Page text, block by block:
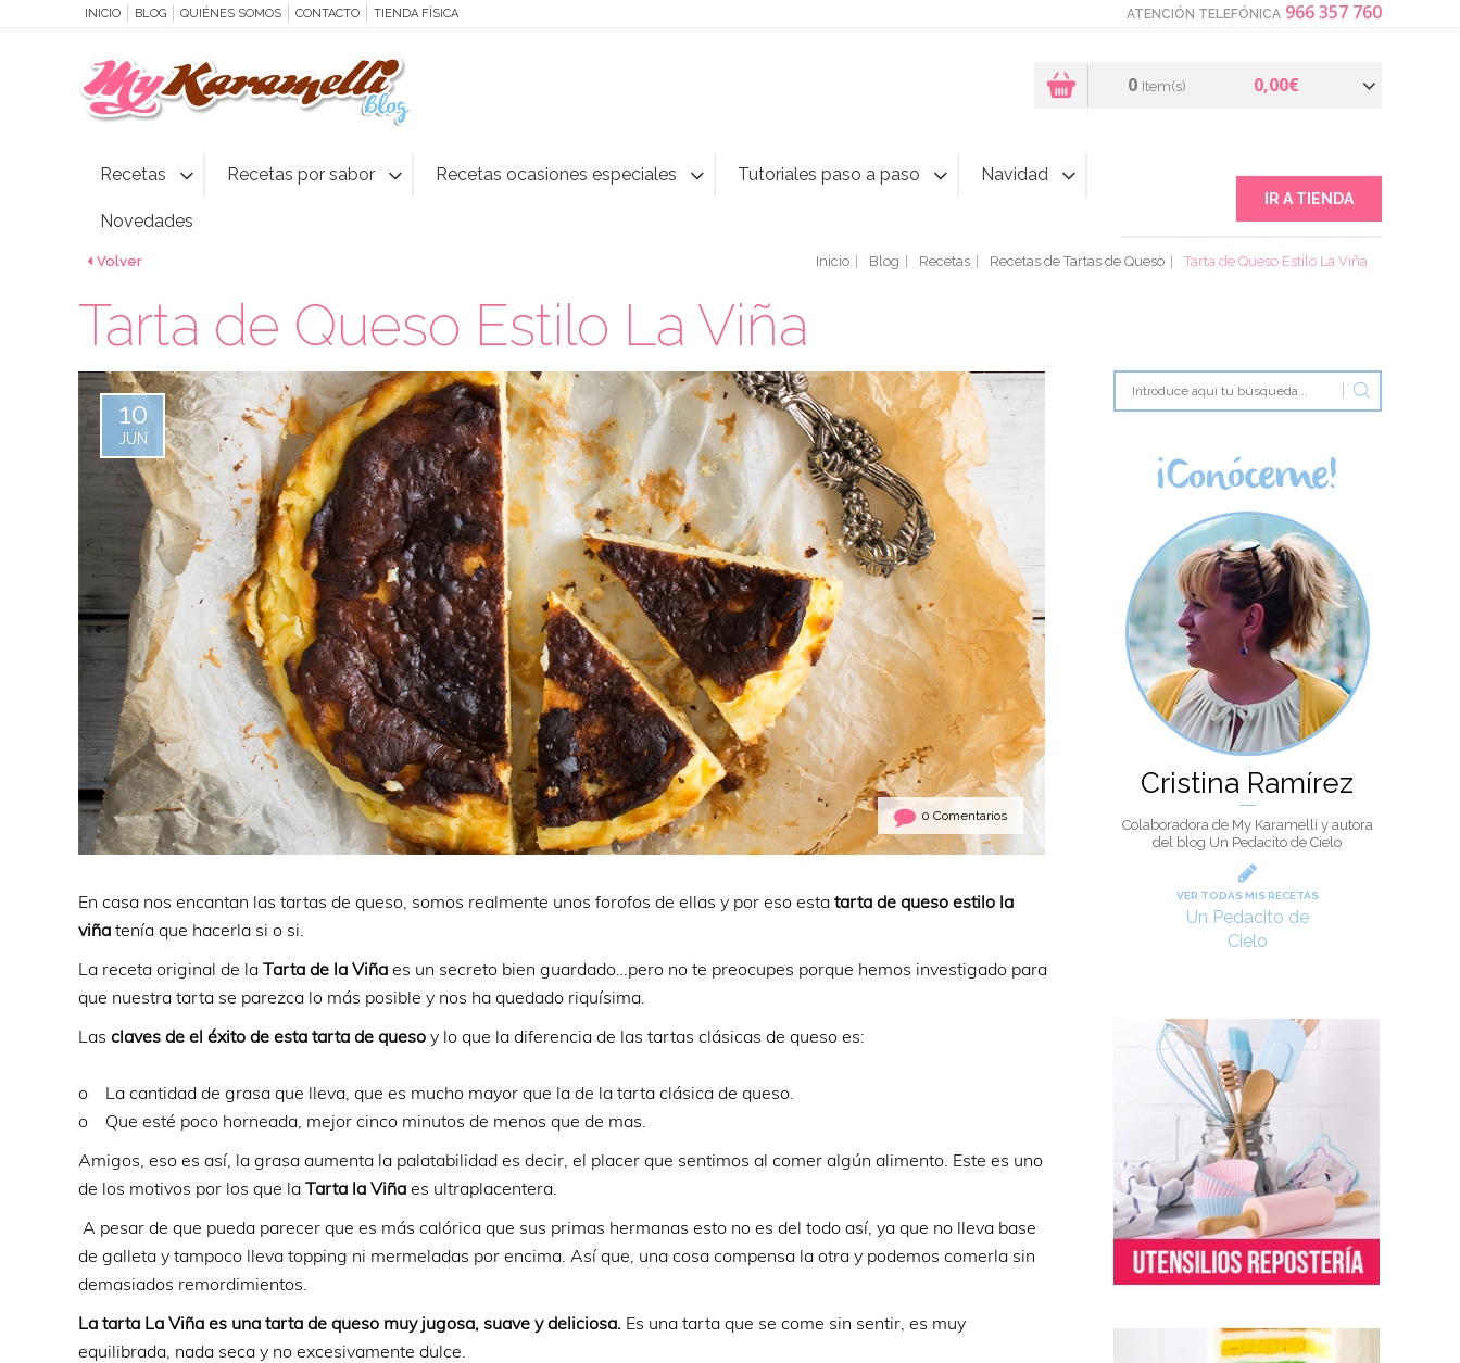
INICIO BLOG QUIÉNES SOMOS CONTACTO TIENDA FÍSICA ATENCIÓN TELEFÓNICA 966 357 760
0 Item(s) 0,00€
Recetas Recetas por sabor Recetas ocasiones especiales Tutoriales paso a paso Navidad
Novedades
IR A TIENDA
Volver Inicio Blog Recetas Recetas de Tartas de Queso Tarta de Queso Estilo La Viña
Tarta de Queso Estilo La Viña
10
JUN
0 Comentarios
En casa nos encantan las tartas de queso, somos realmente unos forofos de ellas y por eso esta tarta de queso estilo la
viña tenía que hacerla si o si.
La receta original de la Tarta de la Viña es un secreto bien guardado…pero no te preocupes porque hemos investigado para
que nuestra tarta se parezca lo más posible y nos ha quedado riquísima.
Las claves de el éxito de esta tarta de queso y lo que la diferencia de las tartas clásicas de queso es:
o La cantidad de grasa que lleva, que es mucho mayor que la de la tarta clásica de queso.
o Que esté poco horneada, mejor cinco minutos de menos que de mas.
Amigos, eso es así, la grasa aumenta la palatabilidad es decir, el placer que sentimos al comer algún alimento. Este es uno
de los motivos por los que la Tarta la Viña es ultraplacentera.
A pesar de que pueda parecer que es más calórica que sus primas hermanas esto no es del todo así, ya que no lleva base
de galleta y tampoco lleva topping ni mermeladas por encima. Así que, una cosa compensa la otra y podemos comerla sin
demasiados remordimientos.
La tarta La Viña es una tarta de queso muy jugosa, suave y deliciosa. Es una tarta que se come sin sentir, es muy
equilibrada, nada seca y no excesivamente dulce.
¡Conóceme!
Cristina Ramírez
Colaboradora de My Karamelli y autora
del blog Un Pedacito de Cielo
VER TODAS MIS RECETAS
Un Pedacito de
Cielo